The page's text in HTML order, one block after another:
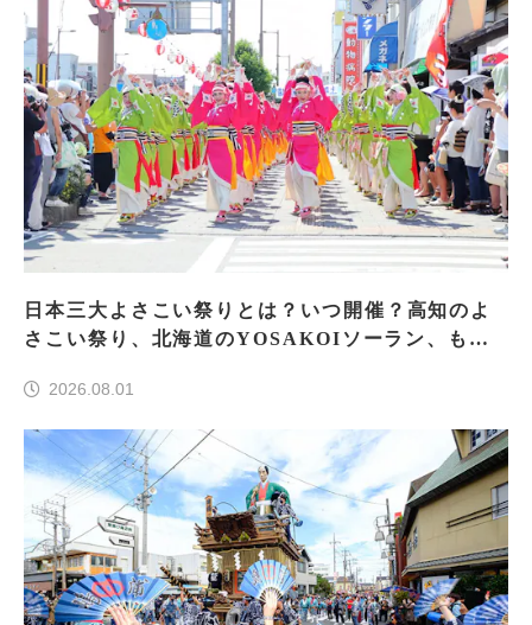
日本三大よさこい祭りとは？いつ開催？高知のよ
さこい祭り、北海道のYOSAKOIソーラン、もう
2026.08.01